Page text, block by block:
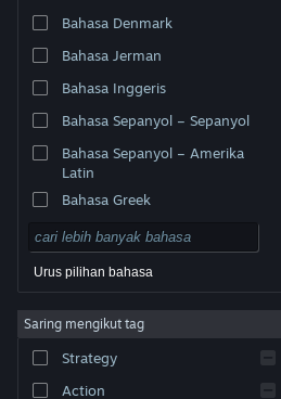
© Valve Corporation. Hak cipta terpelihara. Semua
tanda dagangan ialah hak milik pemilik masing-masing
Perundangan|Accessibility
Steam| Bayaran balik
Bahasa Denmark
Bahasa Jerman
Bahasa Inggeris
Bahasa Sepanyol – Sepanyol
Bahasa Sepanyol – Amerika
Latin
Bahasa Greek
Urus pilihan bahasa
Saring mengikut tag
Strategy
Action